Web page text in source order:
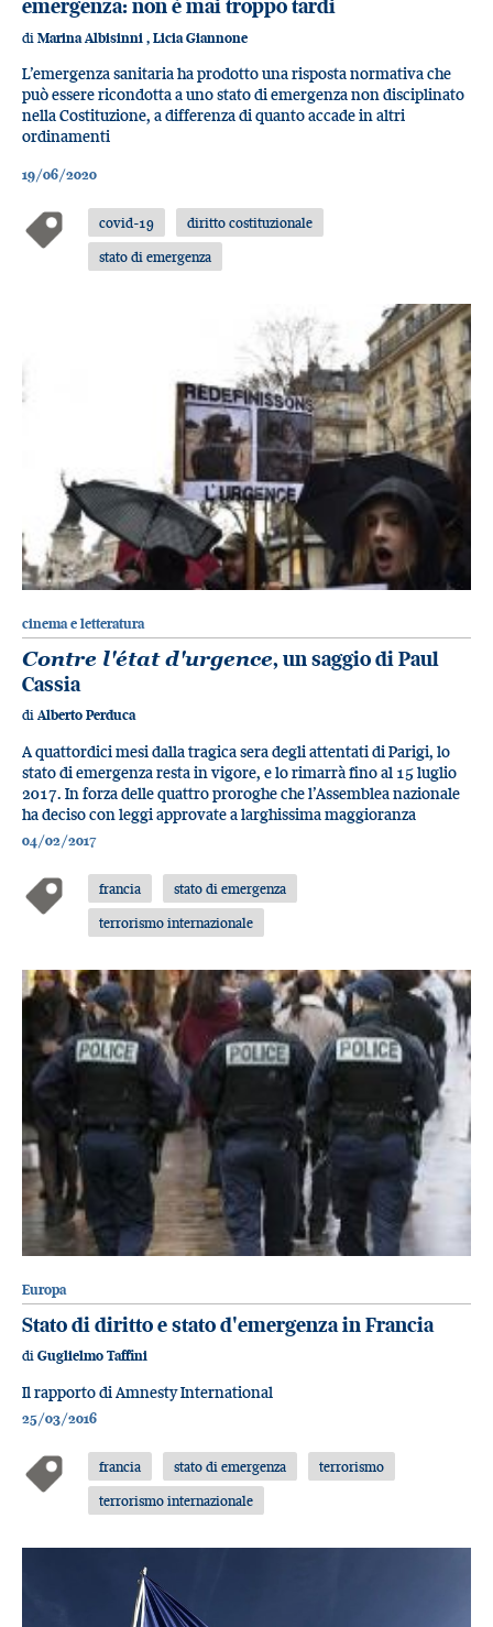
emergenza: non è mai troppo tardi
di Marina Albisinni , Licia Giannone
L’emergenza sanitaria ha prodotto una risposta normativa che
può essere ricondotta a uno stato di emergenza non disciplinato
nella Costituzione, a differenza di quanto accade in altri
ordinamenti
19/06/2020
covid-19
diritto costituzionale
stato di emergenza
cinema e letteratura
Contre l'état d'urgence, un saggio di Paul
Cassia
di Alberto Perduca
A quattordici mesi dalla tragica sera degli attentati di Parigi, lo
stato di emergenza resta in vigore, e lo rimarrà fino al 15 luglio
2017. In forza delle quattro proroghe che l’Assemblea nazionale
ha deciso con leggi approvate a larghissima maggioranza
04/02/2017
francia
stato di emergenza
terrorismo internazionale
Europa
Stato di diritto e stato d'emergenza in Francia
di Guglielmo Taffini
Il rapporto di Amnesty International
25/03/2016
francia stato di emergenza
terrorismo
terrorismo internazionale